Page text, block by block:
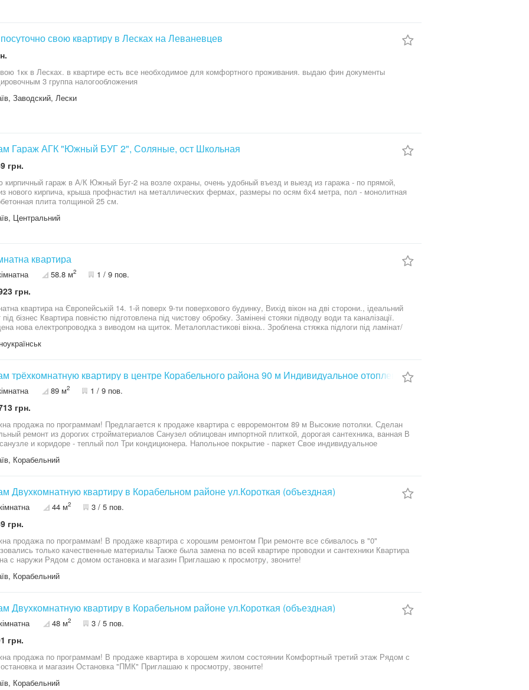
свою квартиру в Лесках на Леваневцев
1кк в Лесках. в квартире есть все необходимое для комфортного проживания. выдаю фин документы
3 группа налогообложения
Заводский, Лески
Гараж АГК "Южный БУГ 2", Соляные, ост Школьная
грн.
кирпичный гараж в А/К Южный Буг-2 на возле охраны, очень удобный въезд и выезд из гаража - по прямой,
нового кирпича, крыша профнастил на металлических фермах, размеры по осям 6х4 метра, пол - монолитная
плита толщиной 25 см.
Центральний
квартира
58.8 м2 1 / 9 пов.
грн.
квартира на Європейській 14. 1-й поверх 9-ти поверхового будинку, Вихід вікон на дві сторони., ідеальний
під бізнес Квартира повністю підготовлена під чистову обробку. Замінені стояки підводу води та каналізації.
нова електропроводка з виводом на щиток. Металопластикові вікна.. Зроблена стяжка підлоги під ламінат/
трёхкомнатную квартиру в центре Корабельного района 90 м Индивидуальное отопление
89 м2 1 / 9 пов.
грн.
продажа по программам! Предлагается к продаже квартира с евроремонтом 89 м Высокие потолки. Сделан
ремонт из дорогих стройматериалов Санузел облицован импортной плиткой, дорогая сантехника, ванная В
и коридоре - теплый пол Три кондиционера. Напольное покрытие - паркет Свое индивидуальное
в 2008 году В шаговой доступности вся инфраструктура района Приглашаю к просмотру, звоните!
Корабельний
Двухкомнатную квартиру в Корабельном районе ул.Короткая (объездная)
44 м2 3 / 5 пов.
грн.
продажа по программам! В продаже квартира с хорошим ремонтом При ремонте все сбивалось в "0"
только качественные материалы Также была замена по всей квартире проводки и сантехники Квартира
с наружи Рядом с домом остановка и магазин Приглашаю к просмотру, звоните!
Корабельний
Двухкомнатную квартиру в Корабельном районе ул.Короткая (объездная)
48 м2 3 / 5 пов.
грн.
продажа по программам! В продаже квартира в хорошем жилом состоянии Комфортный третий этаж Рядом с
и магазин Остановка "ПМК" Приглашаю к просмотру, звоните!
Корабельний